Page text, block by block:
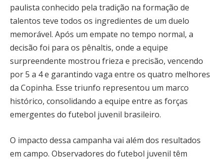
paulista conhecido pela tradição na formação de
talentos teve todos os ingredientes de um duelo
memorável. Após um empate no tempo normal, a
decisão foi para os pênaltis, onde a equipe
surpreendente mostrou frieza e precisão, vencendo
por 5 a 4 e garantindo vaga entre os quatro melhores
da Copinha. Esse triunfo representou um marco
histórico, consolidando a equipe entre as forças
emergentes do futebol juvenil brasileiro.
O impacto dessa campanha vai além dos resultados
em campo. Observadores do futebol juvenil têm